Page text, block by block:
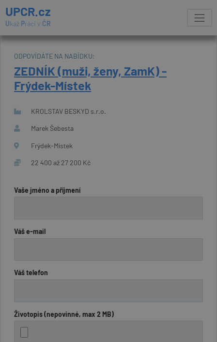
UPCR.cz
Ukaž Práci v ČR
ODPOVÍDÁTE NA NABÍDKU:
ZEDNÍK (muži, ženy, ZamK) -
Frýdek-Místek
KROLSTAV BESKYD s.r.o.
Marek Šebesta
Frýdek-Místek
22 400 až 27 200 Kč
Vaše jméno a příjmení
Váš e-mail
Váš telefon
Životopis (nepovinné, max 2 MB)